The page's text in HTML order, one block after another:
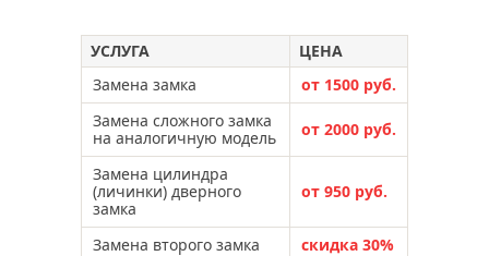
УСЛУГА
ЦЕНА
Замена замка
от 1500 руб.
Замена сложного замка
на аналогичную модель
от 2000 руб.
Замена цилиндра
(личинки) дверного
замка
от 950 руб.
Замена второго замка
скидка 30%